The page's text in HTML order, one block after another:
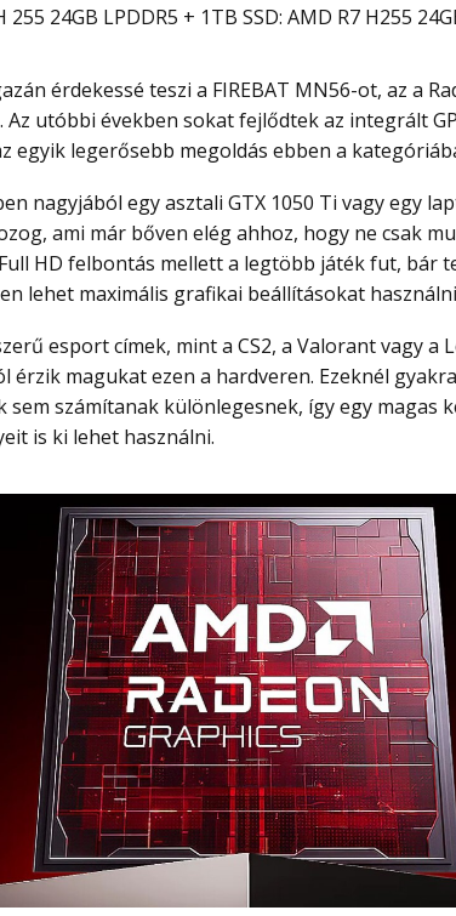
255 24GB LPDDR5 + 1TB SSD: AMD R7 H255
Az utóbbi években sokat fejlődtek az integrált
egyik legerősebb megoldás ebben a
ami már bőven elég ahhoz, hogy ne csak
HD felbontás mellett a legtöbb játék fut, bár
lehet maximális grafikai beállításokat
érzik magukat ezen a hardveren. Ezeknél
számítanak különlegesnek, így egy magas
is ki lehet használni.